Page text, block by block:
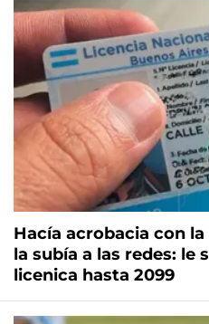
Hacía acrobacia con
la subía a las redes: le
licenica hasta 2099